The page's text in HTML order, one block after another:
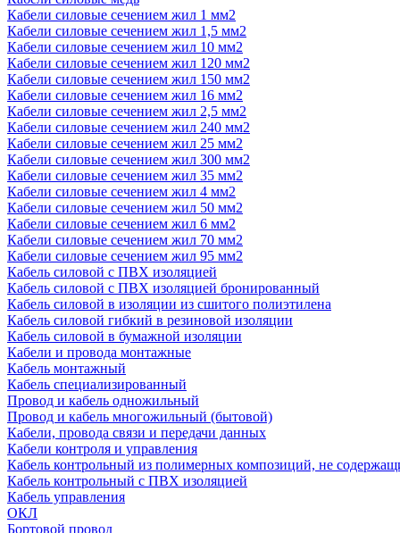
Кабели силовые сечением жил 1 мм2
Кабели силовые сечением жил 1,5 мм2
Кабели силовые сечением жил 10 мм2
Кабели силовые сечением жил 120 мм2
Кабели силовые сечением жил 150 мм2
Кабели силовые сечением жил 16 мм2
Кабели силовые сечением жил 2,5 мм2
Кабели силовые сечением жил 240 мм2
Кабели силовые сечением жил 25 мм2
Кабели силовые сечением жил 300 мм2
Кабели силовые сечением жил 35 мм2
Кабели силовые сечением жил 4 мм2
Кабели силовые сечением жил 50 мм2
Кабели силовые сечением жил 6 мм2
Кабели силовые сечением жил 70 мм2
Кабели силовые сечением жил 95 мм2
Кабель силовой с ПВХ изоляцией
Кабель силовой с ПВХ изоляцией бронированный
Кабель силовой в изоляции из сшитого полиэтилена
Кабель силовой гибкий в резиновой изоляции
Кабель силовой в бумажной изоляции
Кабели и провода монтажные
Кабель монтажный
Кабель специализированный
Провод и кабель одножильный
Провод и кабель многожильный (бытовой)
Кабели, провода связи и передачи данных
Кабели контроля и управления
Кабель контрольный из полимерных композиций, не
Кабель контрольный с ПВХ изоляцией
Кабель управления
ОКЛ
Бортовой провод